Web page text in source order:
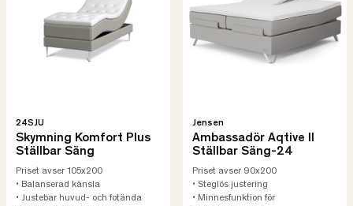
24SJU
Skymning Komfort Plus
Ställbar Säng
Priset avser 105x200
• Balanserad känsla
• Justebar huvud- och fotända
Jensen
Ambassadör Aqtive II
Ställbar Säng-24
Priset avser 90x200
• Steglös justering
• Minnesfunktion för